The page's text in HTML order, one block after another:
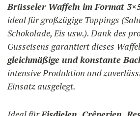
Brüsseler Waffeln im Format
ideal für großzügige Toppings
Schokolade, Eis usw.). Dank des
Gusseisens garantiert dieses
gleichmäßige und konstante
intensive Produktion und
Einsatz ausgelegt.